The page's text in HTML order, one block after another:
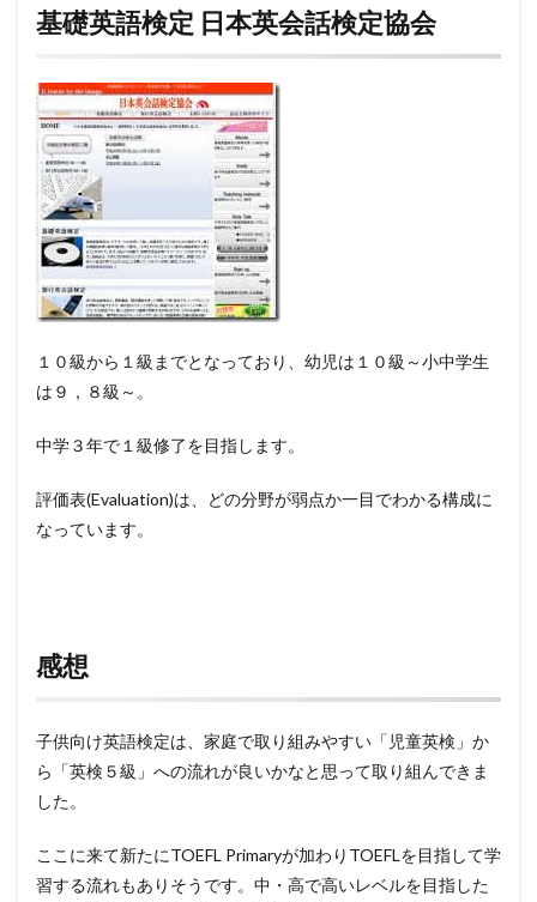
基礎英語検定 日本英会話検定協会
１０級から１級までとなっており、幼児は１０級～小中学生
は９，８級～。
中学３年で１級修了を目指します。
評価表(Evaluation)は、どの分野が弱点か一目でわかる構成に
なっています。
感想
子供向け英語検定は、家庭で取り組みやすい「児童英検」か
ら「英検５級」への流れが良いかなと思って取り組んできま
した。
ここに来て新たにTOEFL Primaryが加わりTOEFLを目指して学
習する流れもありそうです。中・高で高いレベルを目指した